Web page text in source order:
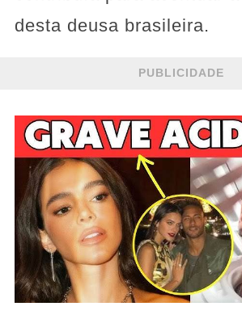
desta deusa brasileira.
PUBLICIDADE